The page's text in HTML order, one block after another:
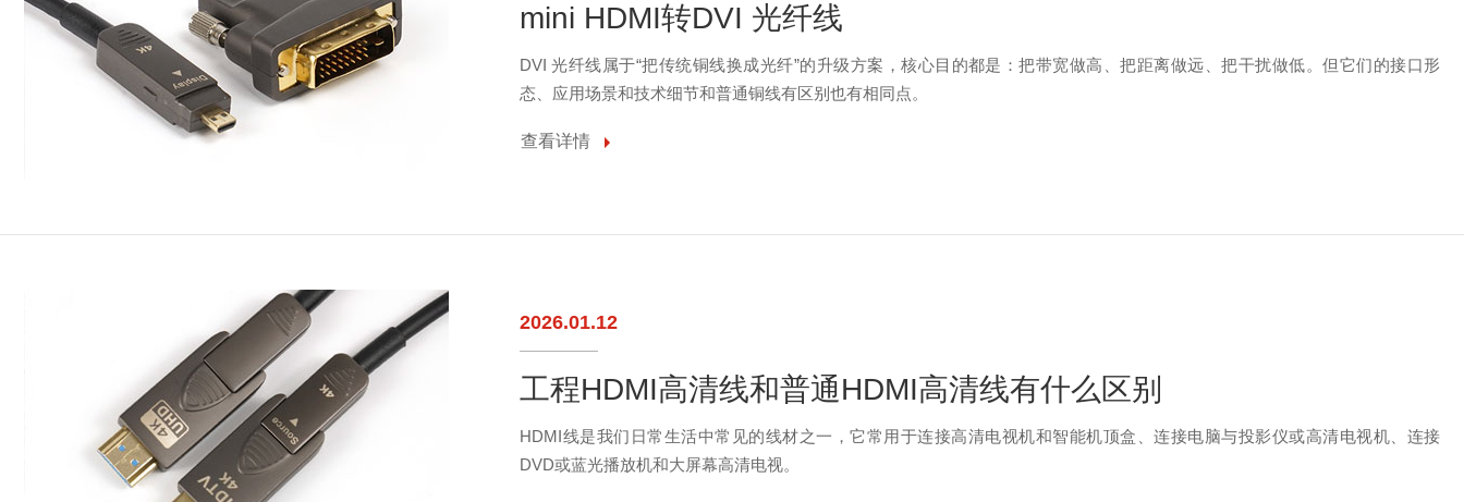
mini HDMI转DVI 光纤线
DVI 光纤线属于“把传统铜线换成光纤”的升级方案，核心目的都是：把带宽做高、把距离做远、把干扰做低。但它们的接口形
态、应用场景和技术细节和普通铜线有区别也有相同点。
查看详情
2026.01.12
工程HDMI高清线和普通HDMI高清线有什么区别
HDMI线是我们日常生活中常见的线材之一，它常用于连接高清电视机和智能机顶盒、连接电脑与投影仪或高清电视机、连接
DVD或蓝光播放机和大屏幕高清电视。